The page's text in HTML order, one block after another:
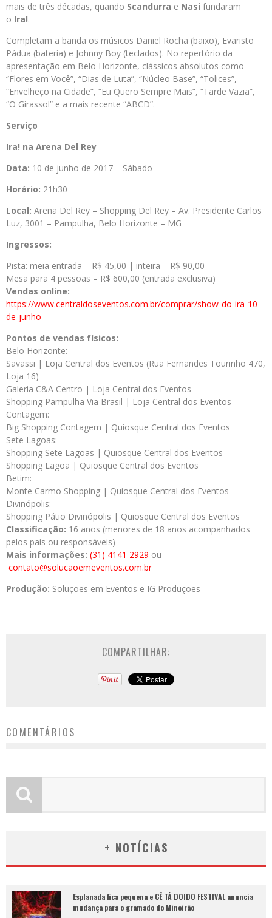
mais de três décadas, quando Scandurra e Nasi fundaram
o Ira!.
Completam a banda os músicos Daniel Rocha (baixo), Evaristo
Pádua (bateria) e Johnny Boy (teclados). No repertório da
apresentação em Belo Horizonte, clássicos absolutos como
“Flores em Você”, “Dias de Luta”, “Núcleo Base”, “Tolices”,
“Envelheço na Cidade”, “Eu Quero Sempre Mais”, “Tarde Vazia”,
“O Girassol” e a mais recente “ABCD”.
Serviço
Ira! na Arena Del Rey
Data: 10 de junho de 2017 – Sábado
Horário: 21h30
Local: Arena Del Rey – Shopping Del Rey – Av. Presidente Carlos
Luz, 3001 – Pampulha, Belo Horizonte – MG
Ingressos:
Pista: meia entrada – R$ 45,00 | inteira – R$ 90,00
Mesa para 4 pessoas – R$ 600,00 (entrada exclusiva)
Vendas online:
https://www.centraldoseventos.com.br/comprar/show-do-ira-10-
de-junho
Pontos de vendas físicos:
Belo Horizonte:
Savassi | Loja Central dos Eventos (Rua Fernandes Tourinho 470,
Loja 16)
Galeria C&A Centro | Loja Central dos Eventos
Shopping Pampulha Via Brasil | Loja Central dos Eventos
Contagem:
Big Shopping Contagem | Quiosque Central dos Eventos
Sete Lagoas:
Shopping Sete Lagoas | Quiosque Central dos Eventos
Shopping Lagoa | Quiosque Central dos Eventos
Betim:
Monte Carmo Shopping | Quiosque Central dos Eventos
Divinópolis:
Shopping Pátio Divinópolis | Quiosque Central dos Eventos
Classificação: 16 anos (menores de 18 anos acompanhados
pelos pais ou responsáveis)
Mais informações: (31) 4141 2929 ou
contato@solucaoemeventos.com.br
Produção: Soluções em Eventos e IG Produções
COMPARTILHAR:
COMENTÁRIOS
+ NOTÍCIAS
Esplanada fica pequena e CÊ TÁ DOIDO FESTIVAL anuncia
mudança para o gramado do Mineirão